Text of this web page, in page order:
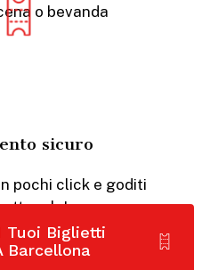
o bevanda
sicuro
pochi click e goditi
Tuoi Biglietti
Barcellona